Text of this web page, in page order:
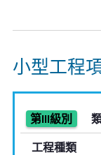
小型工程
第III級別
工程種類